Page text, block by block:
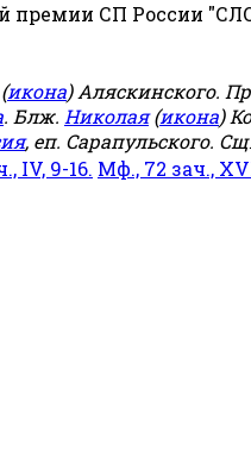
премии СП России
(икона) Аляскинского.
. Блж. Николая(икона)
, еп. Сарапульского.
IV, 9-16. Мф., 72 зач.,